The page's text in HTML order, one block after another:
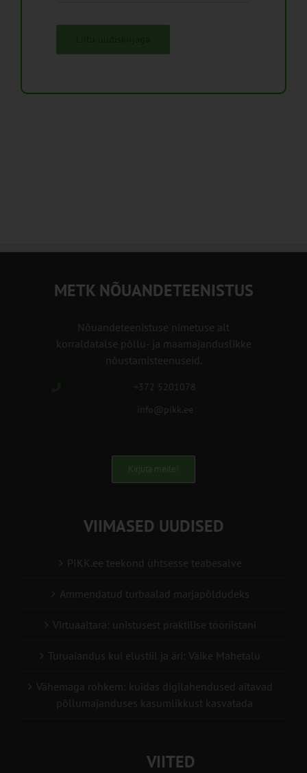
METK NÕUANDETEENISTUS
Nõuandeteenistuse nimetuse alt
korraldatalse põllu- ja maamajanduslikke
nõustamisteenuseid.
+372 5201078
info@pikk.ee
Kirjuta meile!
VIIMASED UUDISED
PIKK.ee teekond ühtsesse teabesalve
Ammendatud turbaalad marjapõldudeks
Virtuaaltara: unistusest praktilise tööriistani
Turuaiandus kui elustiil ja äri: Väike Mahetalu
Vähemaga rohkem: kuidas digilahendused aitavad
põllumajanduses kasumlikkust kasvatada
VIITED